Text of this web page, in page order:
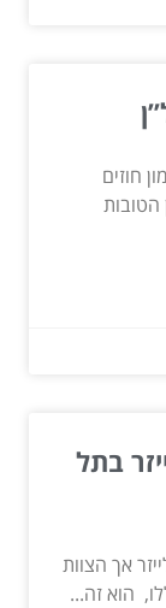
חוזים
בתל
אך הצוות
הוא זה...